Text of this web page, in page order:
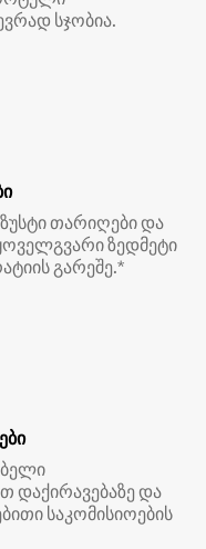
სჯობია.
თარიღები და
ზედმეტი
გარეშე.*
დაქირავებაზე და
საკომისიოების